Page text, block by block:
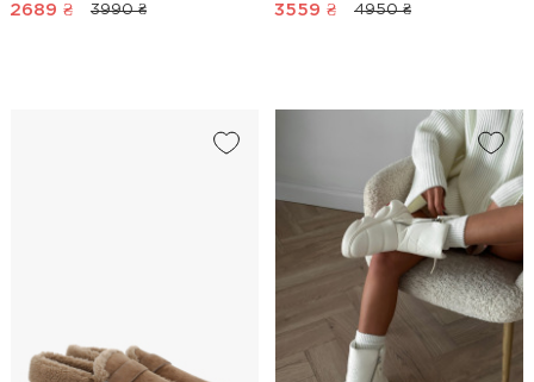
2689 ₴ 3990 ₴ 3559 ₴ 4950 ₴